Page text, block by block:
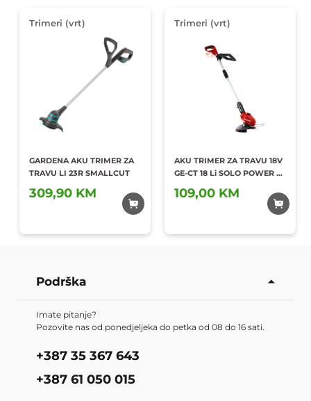
Trimeri (vrt)
GARDENA AKU TRIMER ZA
TRAVU LI 23R SMALLCUT
309,90 KM
Dodaj u
Trimeri (vrt)
AKU TRIMER ZA TRAVU 18V
GE-CT 18 Li SOLO POWER X-
109,00 KM
Dodaj u
Podrška
Imate pitanje?
Pozovite nas od ponedjeljeka do petka od 08 do 16 sati.
+387 35 367 643
+387 61 050 015